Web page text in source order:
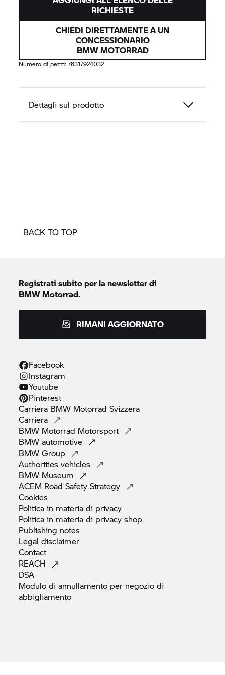
RICHIESTE
CHIEDI DIRETTAMENTE A UN
CONCESSIONARIO
BMW MOTORRAD
Numero di pezzi:76317924032
Dettagli sul prodotto
BACK TO TOP
Registrati subito per la newsletter di
BMW Motorrad.
RIMANI AGGIORNATO
Facebook
Instagram
Youtube
Pinterest
Carriera BMW Motorrad Svizzera
Carriera
BMW Motorrad Motorsport
BMWautomotive
BMWGroup
Authoritiesvehicles
BMW Museum
ACEM Road SafetyStrategy
Cookies
Politica in materia di privacy
Politica in materia di privacyshop
Publishing notes
Legaldisclaimer
Contact
REACH
DSA
Modulo di annullamento per negozio di
abbigliamento